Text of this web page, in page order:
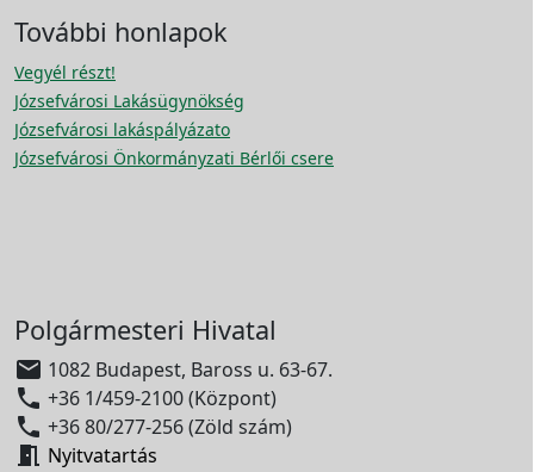
További honlapok
Vegyél részt!
Józsefvárosi Lakásügynökség
Józsefvárosi lakáspályázato
Józsefvárosi Önkormányzati Bérlői csere
Polgármesteri Hivatal
 1082 Budapest, Baross u. 63-67.
 +36 1/459-2100 (Központ)
 +36 80/277-256 (Zöld szám)
 Nyitvatartás